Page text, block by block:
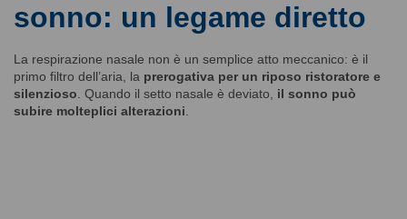
sonno: un legame diretto
La respirazione nasale non è un semplice atto meccanico: è il
primo filtro dell’aria, la prerogativa per un riposo ristoratore e
silenzioso . Quando il setto nasale è deviato, il sonno può
subire molteplici alterazioni